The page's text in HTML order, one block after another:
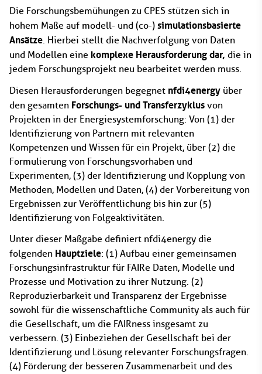
Die Forschungsbemühungen zu CPES stützen sich in
hohem Maße auf modell- und (co-) simulationsbasierte
Ansätze. Hierbei stellt die Nachverfolgung von Daten
und Modellen eine komplexe Herausforderung dar, die in
jedem Forschungsprojekt neu bearbeitet werden muss.
Diesen Herausforderungen begegnet nfdi4energy über
den gesamten Forschungs- und Transferzyklus von
Projekten in der Energiesystemforschung: Von (1) der
Identifizierung von Partnern mit relevanten
Kompetenzen und Wissen für ein Projekt, über (2) die
Formulierung von Forschungsvorhaben und
Experimenten, (3) der Identifizierung und Kopplung von
Methoden, Modellen und Daten, (4) der Vorbereitung von
Ergebnissen zur Veröffentlichung bis hin zur (5)
Identifizierung von Folgeaktivitäten.
Unter dieser Maßgabe definiert nfdi4energy die
folgenden Hauptziele: (1) Aufbau einer gemeinsamen
Forschungsinfrastruktur für FAIRe Daten, Modelle und
Prozesse und Motivation zu ihrer Nutzung. (2)
Reproduzierbarkeit und Transparenz der Ergebnisse
sowohl für die wissenschaftliche Community als auch für
die Gesellschaft, um die FAIRness insgesamt zu
verbessern. (3) Einbeziehen der Gesellschaft bei der
Identifizierung und Lösung relevanter Forschungsfragen.
(4) Förderung der besseren Zusammenarbeit und des